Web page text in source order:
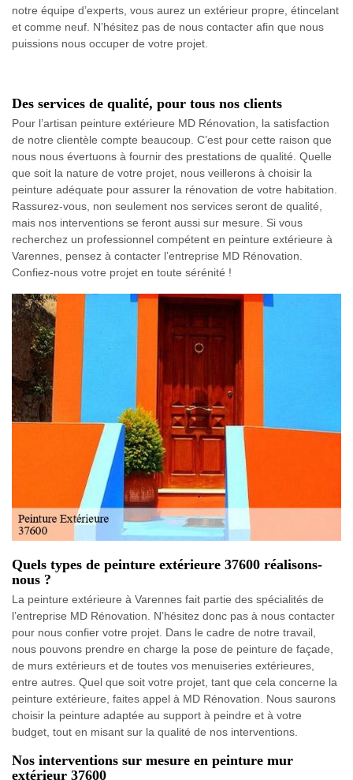
notre équipe d’experts, vous aurez un extérieur propre, étincelant
et comme neuf. N’hésitez pas de nous contacter afin que nous
puissions nous occuper de votre projet.
Des services de qualité, pour tous nos clients
Pour l’artisan peinture extérieure MD Rénovation, la satisfaction
de notre clientèle compte beaucoup. C’est pour cette raison que
nous nous évertuons à fournir des prestations de qualité. Quelle
que soit la nature de votre projet, nous veillerons à choisir la
peinture adéquate pour assurer la rénovation de votre habitation.
Rassurez-vous, non seulement nos services seront de qualité,
mais nos interventions se feront aussi sur mesure. Si vous
recherchez un professionnel compétent en peinture extérieure à
Varennes, pensez à contacter l’entreprise MD Rénovation.
Confiez-nous votre projet en toute sérénité !
Quels types de peinture extérieure 37600 réalisons-
nous ?
La peinture extérieure à Varennes fait partie des spécialités de
l’entreprise MD Rénovation. N’hésitez donc pas à nous contacter
pour nous confier votre projet. Dans le cadre de notre travail,
nous pouvons prendre en charge la pose de peinture de façade,
de murs extérieurs et de toutes vos menuiseries extérieures,
entre autres. Quel que soit votre projet, tant que cela concerne la
peinture extérieure, faites appel à MD Rénovation. Nous saurons
choisir la peinture adaptée au support à peindre et à votre
budget, tout en misant sur la qualité de nos interventions.
Nos interventions sur mesure en peinture mur
extérieur 37600